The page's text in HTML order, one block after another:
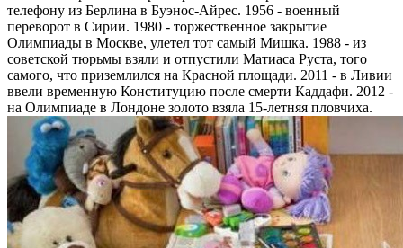
телефону из Берлина в Буэнос-Айрес. 1956 - военный
переворот в Сирии. 1980 - торжественное закрытие
Олимпиады в Москве, улетел тот самый Мишка. 1988 - из
советской тюрьмы взяли и отпустили Матиаса Руста, того
самого, что приземлился на Красной площади. 2011 - в Ливии
ввели временную Конституцию после смерти Каддафи. 2012 -
на Олимпиаде в Лондоне золото взяла 15-летняя пловчиха.